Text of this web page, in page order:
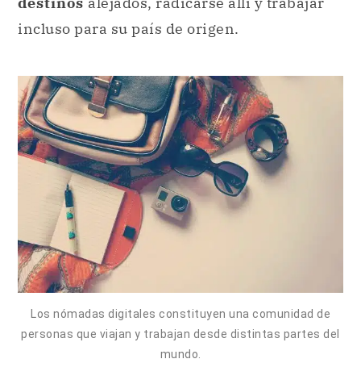
incluso para su país de origen.
Los nómadas digitales constituyen una comunidad de
personas que viajan y trabajan desde distintas partes del
mundo.